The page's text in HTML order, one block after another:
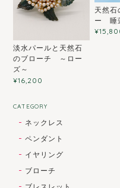
淡水パールと天然石
のブローチ ～ロー
ズ～
¥16,200
天然石
ー 睡
CATEGORY
ネックレス
ペンダント
イヤリング
ブローチ